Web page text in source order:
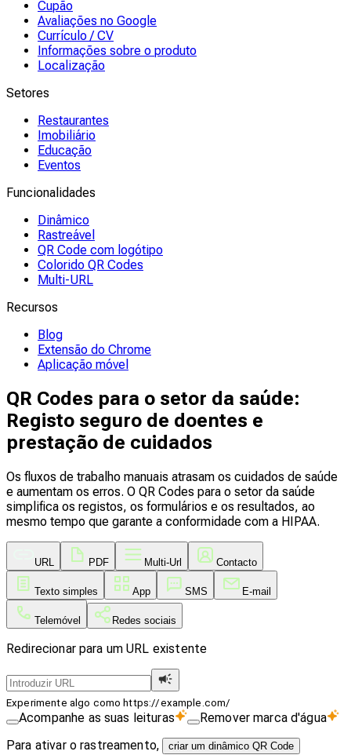
Cupão
Avaliações no Google
Currículo / CV
Informações sobre o produto
Localização
Setores
Restaurantes
Imobiliário
Educação
Eventos
Funcionalidades
Dinâmico
Rastreável
QR Code com logótipo
Colorido QR Codes
Multi-URL
Recursos
Blog
Extensão do Chrome
Aplicação móvel
QR Codes para o setor da saúde:
Registo seguro de doentes e
prestação de cuidados
Os fluxos de trabalho manuais atrasam os cuidados de saúde
e aumentam os erros. O QR Codes para o setor da saúde
simplifica os registos, os formulários e os resultados, ao
mesmo tempo que garante a conformidade com a HIPAA.
URL PDF Multi-Url Contacto
Texto simples App SMS E-mail
Telemóvel Redes sociais
Redirecionar para um URL existente
Experimente algo como https://example.com/
Acompanhe as suas leituras
Remover marca d'água
Para ativar o rastreamento,
criar um dinâmico QR Code